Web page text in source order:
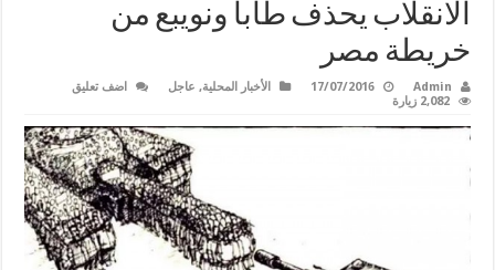
الانقلاب يحذف طابا ونويبع من
خريطة مصر
Admin
17/07/2016 الأخبار المحلية, عاجل
اضف تعليق
2,082 زيارة